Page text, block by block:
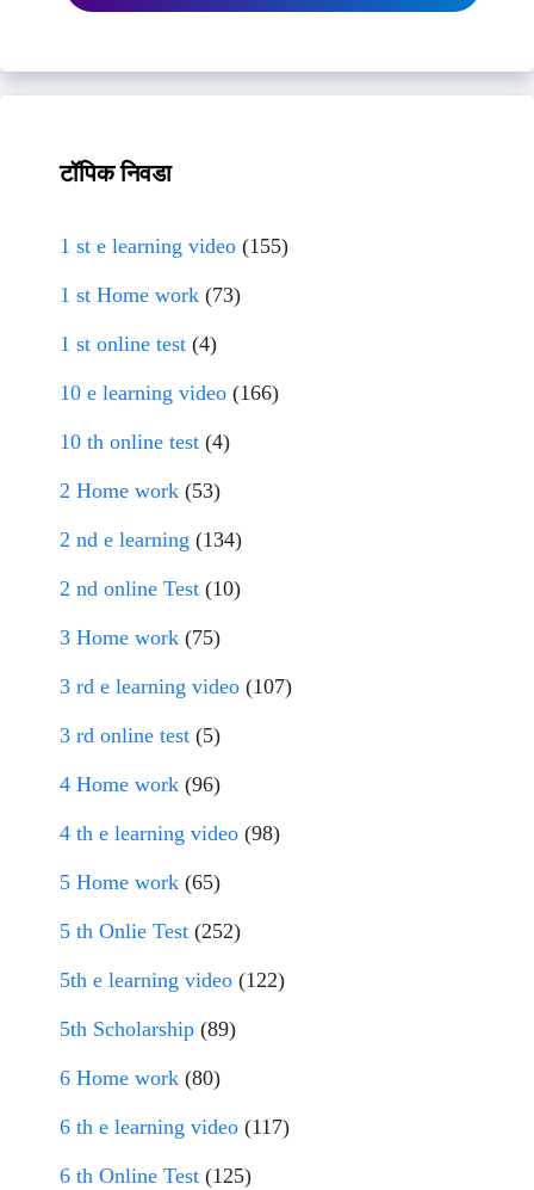
टॉपिक निवडा
1 st e learning video (155)
1 st Home work (73)
1 st online test (4)
10 e learning video (166)
10 th online test (4)
2 Home work (53)
2 nd e learning (134)
2 nd online Test (10)
3 Home work (75)
3 rd e learning video (107)
3 rd online test (5)
4 Home work (96)
4 th e learning video (98)
5 Home work (65)
5 th Onlie Test (252)
5th e learning video (122)
5th Scholarship (89)
6 Home work (80)
6 th e learning video (117)
6 th Online Test (125)